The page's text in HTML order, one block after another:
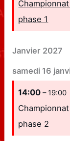
phase 1
Janvier 2027
samedi 16
14:00– 19:00
phase 2